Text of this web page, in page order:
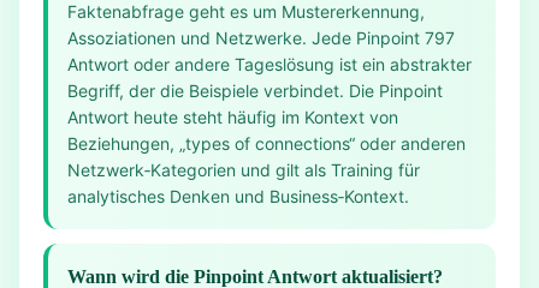
Faktenabfrage geht es um Mustererkennung,
Assoziationen und Netzwerke. Jede Pinpoint 797
Antwort oder andere Tageslösung ist ein abstrakter
Begriff, der die Beispiele verbindet. Die Pinpoint
Antwort heute steht häufig im Kontext von
Beziehungen, „types of connections“ oder anderen
Netzwerk‑Kategorien und gilt als Training für
analytisches Denken und Business‑Kontext.
Wann wird die Pinpoint Antwort aktualisiert?